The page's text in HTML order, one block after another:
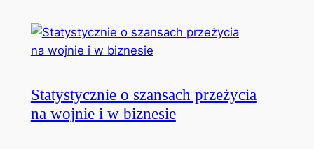
Statystycznie o szansach przeżycia
na wojnie i w biznesie